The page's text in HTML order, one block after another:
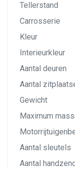
Tellerstand
Carrosserie
Kleur
Interieurkleur
Aantal deuren
Aantal
Gewicht
Maximum
Aantal sleutels
Aantal